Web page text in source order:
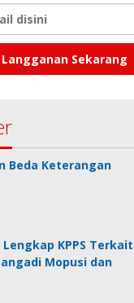
Beda Keterangan
KPPS Terkait
Mopusi dan